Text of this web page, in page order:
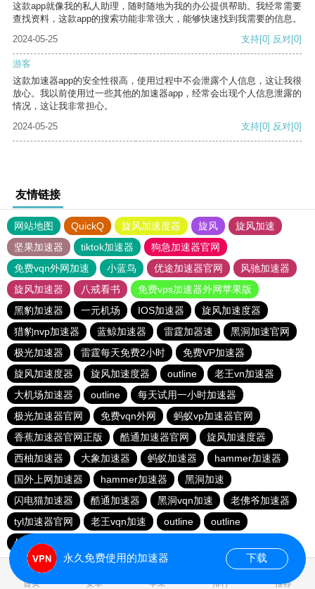
这款app就像我的私人助理，随时随地为我的办公提供帮助。我经常需要
查找资料，这款app的搜索功能非常强大，能够快速找到我需要的信息。
2024-05-25
支持[0] 反对[0]
游客
这款加速器app的安全性很高，使用过程中不会泄露个人信息，这让我很
放心。我以前使用过一些其他的加速器app，经常会出现个人信息泄露的
情况，这让我非常担心。
2024-05-25
支持[0] 反对[0]
友情链接
网站地图 QuickQ 旋风加速度器 旋风
旋风加速
坚果加速器
tiktok加速器
狗急加速器官网
免费vqn外网加速
小蓝鸟 优途加速器官网
风驰加速器
旋风加速器
八戒看书
免费vps加速器外网苹果版
黑豹加速器
一元机场 IOS加速器
旋风加速度器
猎豹nvp加速器
蓝鲸加速器 雷霆加器速
黑洞加速官网
极光加速器
雷霆每天免费2小时
免费VP加速器
旋风加速度器
旋风加速度器 outline
老王vn加速器
大机场加速器
outline
每天试用一小时加速器
极光加速器官网
免费vqn外网
蚂蚁vp加速器官网
香蕉加速器官网正版
酷通加速器官网
旋风加速度器
西柚加速器
大象加速器 蚂蚁加速器
hammer加速器
国外上网加速器
hammer加速器
黑洞加速
闪电猫加速器
酷通加速器 黑洞vqn加速
老佛爷加速器
tyl加速器官网
老王vqn加速 outline
outline
外网加速免费软件
首页 安卓 苹果 排行 推荐
永久免费使用的加速器 下载
0.044134s